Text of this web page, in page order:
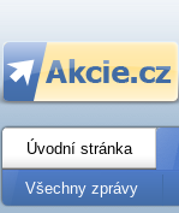
Úvodní stránka
Všechny zprávy